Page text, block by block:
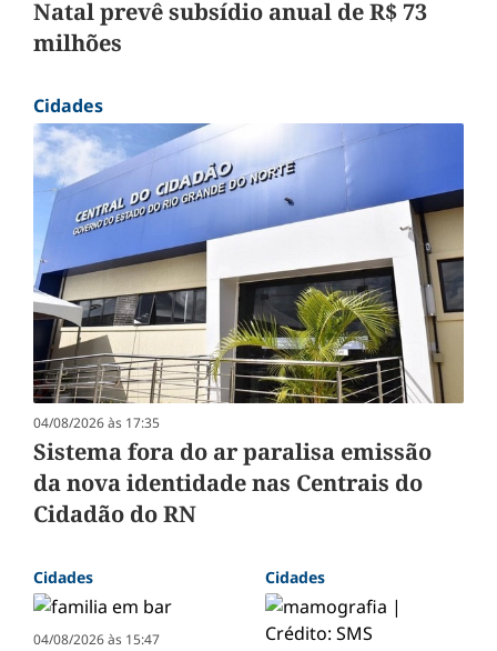
Natal prevê subsídio anual de R$ 73
milhões
Cidades
04/08/2026 às 17:35
Sistema fora do ar paralisa emissão
da nova identidade nas Centrais do
Cidadão do RN
Cidades
04/08/2026 às 15:47
Cidades